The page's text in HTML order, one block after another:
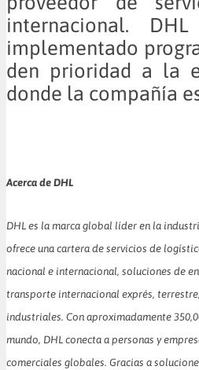
internacional.
implementado
den prioridad a la
donde la compañía
Acerca de DHL
DHL es la marca global líder en la
ofrece una cartera de servicios de
nacional e internacional, soluciones de
transporte internacional exprés,
industriales. Con aproximadamente
mundo, DHL conecta a personas y
comerciales globales. Gracias a